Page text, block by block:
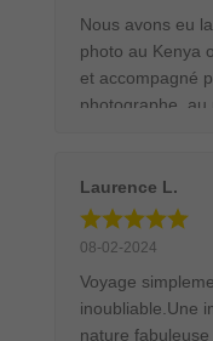
de repartir !
Nous avons eu
photo au Kenya
et accompagné
photographe,
et ses
voyage" avec
perfection par
en France, nous
long de notre
Laurence L.
08-02-2024
Voyage
inoubliable.Une
nature